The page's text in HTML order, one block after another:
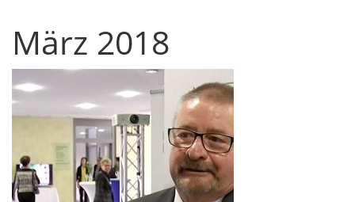
März 2018